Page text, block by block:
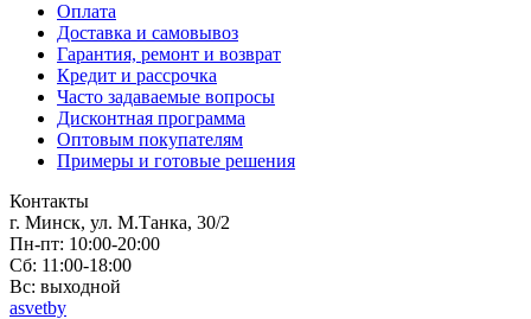
Оплата
Доставка и самовывоз
Гарантия, ремонт и возврат
Кредит и рассрочка
Часто задаваемые вопросы
Дисконтная программа
Оптовым покупателям
Примеры и готовые решения
Контакты
г. Минск, ул. М.Танка, 30/2
Пн-пт: 10:00-20:00
Сб: 11:00-18:00
Вс: выходной
asvetby